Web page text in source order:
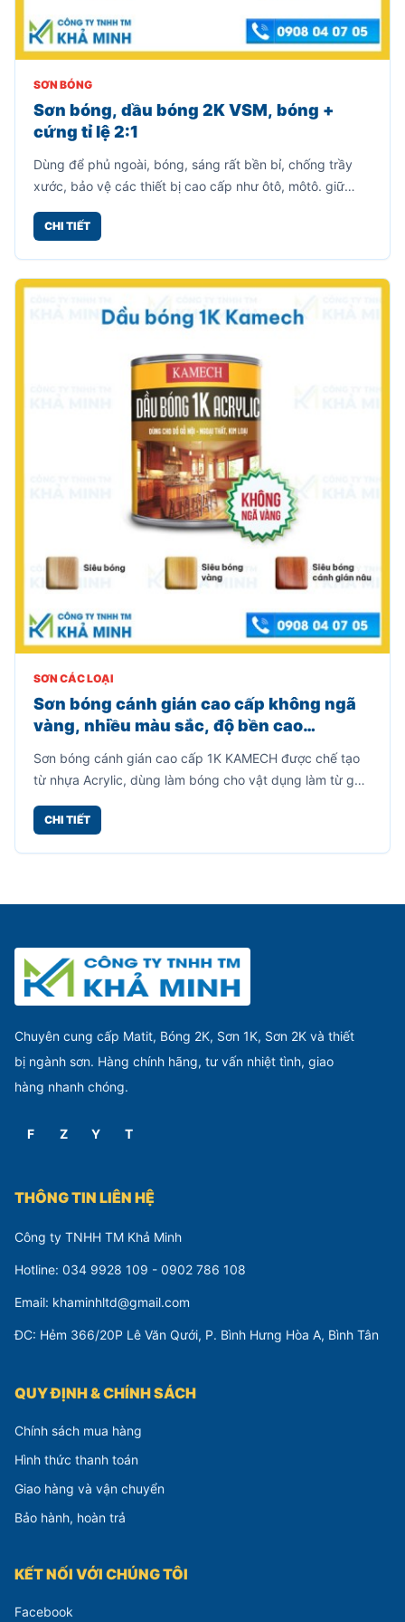
SƠN BÓNG
Sơn bóng, dầu bóng 2K VSM, bóng +
cứng tỉ lệ 2:1
Dùng để phủ ngoài, bóng, sáng rất bền bỉ, chống trầy
xước, bảo vệ các thiết bị cao cấp như ôtô, môtô. giữ
nguyên màu sắc của vật thể.
CHI TIẾT
SƠN CÁC LOẠI
Sơn bóng cánh gián cao cấp không ngã
vàng, nhiều màu sắc, độ bền cao
Sơn bóng cánh gián cao cấp 1K KAMECH được chế tạo
từ nhựa Acrylic, dùng làm bóng cho vật dụng làm từ gỗ,
mây tre, kim loại, lưu giữ được vẻ đẹp cho vân gỗ.
CHI TIẾT
Chuyên cung cấp Matit, Bóng 2K, Sơn 1K, Sơn 2K và thiết
bị ngành sơn. Hàng chính hãng, tư vấn nhiệt tình, giao
hàng nhanh chóng.
F Z Y T
THÔNG TIN LIÊN HỆ
Công ty TNHH TM Khả Minh
Hotline: 034 9928 109 - 0902 786 108
Email: khaminhltd@gmail.com
ĐC: Hẻm 366/20P Lê Văn Qưới, P. Bình Hưng Hòa A, Bình Tân
QUY ĐỊNH & CHÍNH SÁCH
Chính sách mua hàng
Hình thức thanh toán
Giao hàng và vận chuyển
Bảo hành, hoàn trả
KẾT NỐI VỚI CHÚNG TÔI
Facebook